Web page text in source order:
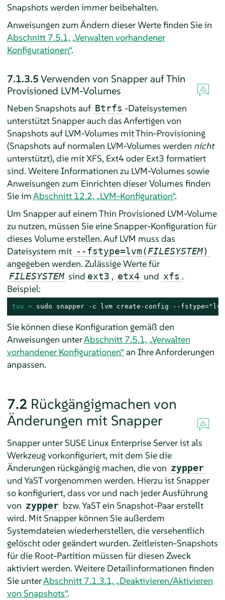
Snapshots werden immer beibehalten.
Anweisungen zum Ändern dieser Werte finden Sie in
Abschnitt 7.5.1, „Verwalten vorhandener
Konfigurationen“.
7.1.3.5Verwenden von Snapper auf Thin
Provisioned LVM-Volumes
Neben Snapshots auf Btrfs -Dateisystemen
unterstützt Snapper auch das Anfertigen von
Snapshots auf LVM-Volumes mit Thin-Provisioning
(Snapshots auf normalen LVM-Volumes werden nicht
unterstützt), die mit XFS, Ext4 oder Ext3 formatiert
sind. Weitere Informationen zu LVM-Volumes sowie
Anweisungen zum Einrichten dieser Volumes finden
Sie imAbschnitt 12.2, „LVM-Konfiguration“.
Um Snapper auf einem Thin Provisioned LVM-Volume
zu nutzen, müssen Sie eine Snapper-Konfiguration für
dieses Volume erstellen. Auf LVM muss das
Dateisystem mit --fstype=lvm(FILESYSTEM)
angegeben werden. Zulässige Werte für
FILESYSTEM sind ext3 , etx4 und xfs .
Beispiel:
tux > sudo snapper -c lvm create-config --
Sie können diese Konfiguration gemäß den
Anweisungen unterAbschnitt 7.5.1, „Verwalten
vorhandener Konfigurationen“an Ihre Anforderungen
anpassen.
7.2 Rückgängigmachen von
Änderungen mit Snapper
Snapper unter SUSE Linux Enterprise Serverist als
Werkzeug vorkonfiguriert, mit dem Sie die
Änderungen rückgängig machen, die von zypper
und YaST vorgenommen werden. Hierzu ist Snapper
so konfiguriert, dass vor und nach jeder Ausführung
von zypper bzw. YaST ein Snapshot-Paar erstellt
wird. Mit Snapper können Sie außerdem
Systemdateien wiederherstellen, die versehentlich
gelöscht oder geändert wurden. Zeitleisten-Snapshots
für die Root-Partition müssen für diesen Zweck
aktiviert werden. Weitere Detailinformationen finden
Sie unterAbschnitt 7.1.3.1, „Deaktivieren/Aktivieren
von Snapshots“.